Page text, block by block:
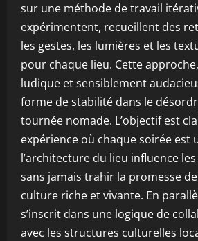
sur une méthode de travail
expérimentent, recueillent des
les gestes, les lumières et les
pour chaque lieu. Cette
ludique et sensiblement
forme de stabilité dans le
tournée nomade. L’objectif est
expérience où chaque soirée est
l’architecture du lieu influence
sans jamais trahir la promesse
culture riche et vivante. En
s’inscrit dans une logique de
avec les structures culturelles